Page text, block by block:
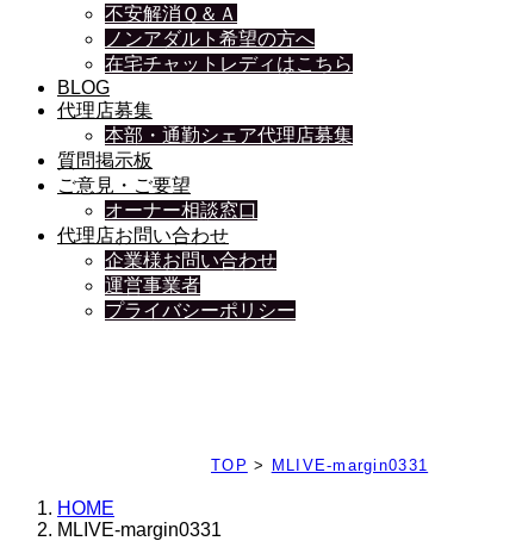
不安解消Ｑ＆Ａ
ノンアダルト希望の方へ
在宅チャットレディはこちら
BLOG
代理店募集
本部・通勤シェア代理店募集
質問掲示板
ご意見・ご要望
オーナー相談窓口
代理店お問い合わせ
企業様お問い合わせ
運営事業者
プライバシーポリシー
TOP > MLIVE-margin0331
HOME
MLIVE-margin0331